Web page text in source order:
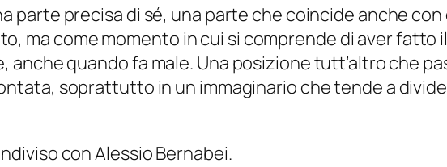
parte precisa di sé, una parte che coincide anche con
ma come momento in cui si comprende di aver fatto
quando fa male. Una posizione tutt’altro che
soprattutto in un immaginario che tende a
con Alessio Bernabei.